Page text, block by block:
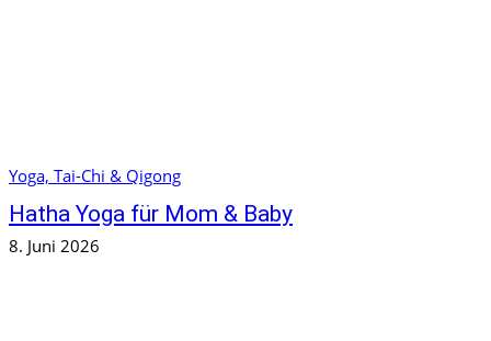
Yoga, Tai-Chi & Qigong
Hatha Yoga für Mom & Baby
8. Juni 2026